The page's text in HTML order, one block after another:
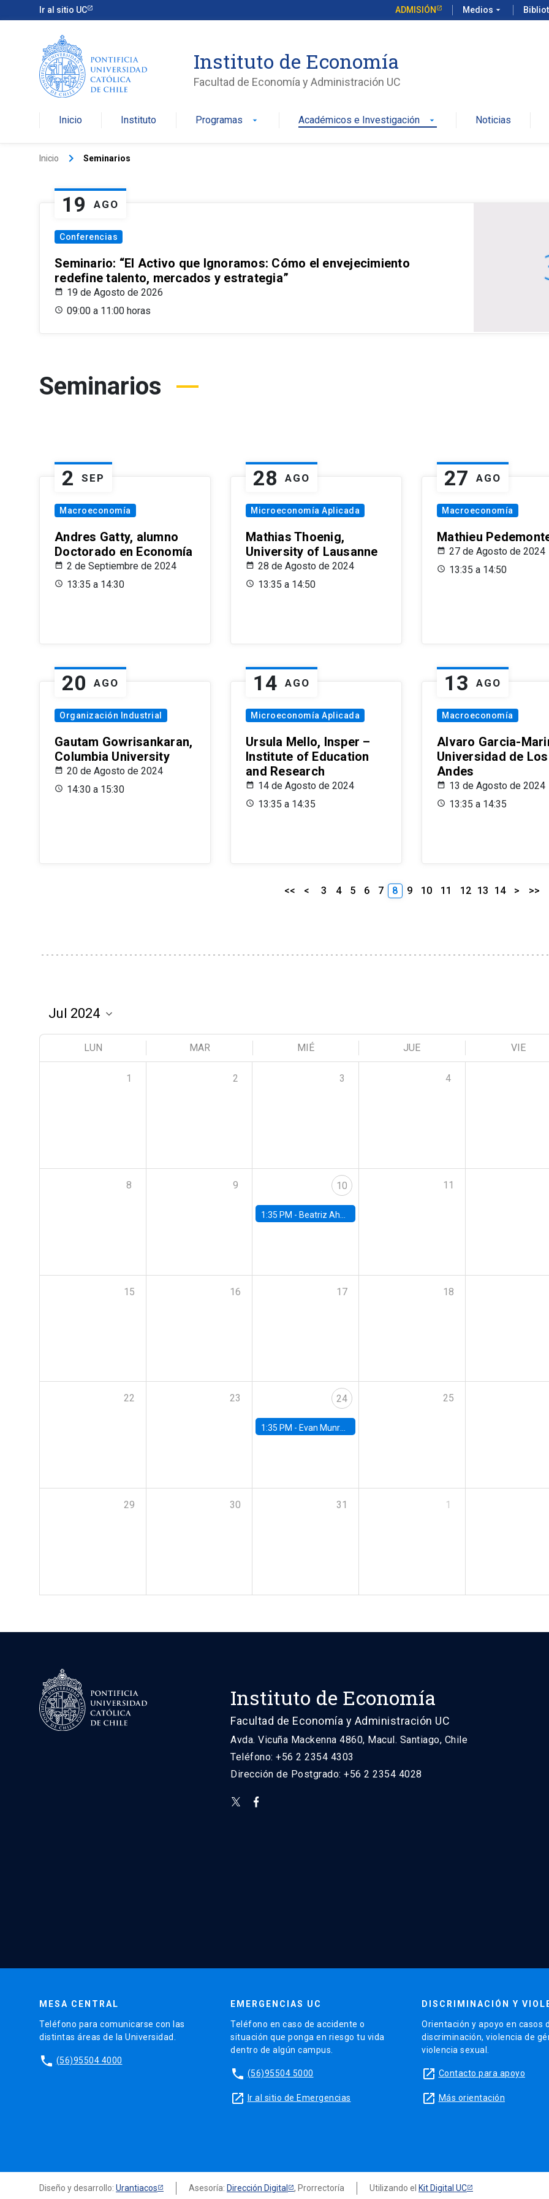
Ir al sitio UC ADMISIÓN Medios arrow_drop_down
Instituto de Economía
Facultad de Economía y Administración UC
Inicio Instituto Programas arrow_drop_down Académicos e Investigación arrow_drop_down Noticias
Inicio keyboard_arrow_right Seminarios
19 AGO
Conferencias
Seminario: “El Activo que Ignoramos: Cómo el envejecimiento
redefine talento, mercados y estrategia”
19 de Agosto de 2026
09:00 a 11:00 horas
Seminarios
2 SEP
Macroeconomía
Andres Gatty, alumno
Doctorado en Economía
2 de Septiembre de 2024
13:35 a 14:30
28 AGO
Microeconomía Aplicada
Mathias Thoenig,
University of Lausanne
28 de Agosto de 2024
13:35 a 14:50
27 AGO
Macroeconomía
Mathieu
27 de Agosto de 2024
13:35 a 14:50
20 AGO
Organización Industrial
Gautam Gowrisankaran,
Columbia University
20 de Agosto de 2024
14:30 a 15:30
14 AGO
Microeconomía Aplicada
Ursula Mello, Insper –
Institute of Education
and Research
14 de Agosto de 2024
13:35 a 14:35
13 AGO
Macroeconomía
Alvaro Garcia-
Universidad de Los
Andes
13 de Agosto de 2024
13:35 a 14:35
<< < 3 4 5 6 7 8 9 10 11 12 13 14 > >>
LUN MAR MIÉ JUE VIE
1 2 3 4
8 9 10
1:35 PM - Beatriz Ahumada, PhD candidate, Universidad de Pittsburgh
11
15 16 17 18
22 23 24
1:35 PM - Evan Munro, Neyman Visiting Assistant Professor in the Department of Statistics at UC Berkeley
25
29 30 31 1
Instituto de Economía
Facultad de Economía y Administración UC
Avda. Vicuña Mackenna 4860, Macul. Santiago, Chile
Teléfono: +56 2 2354 4303
Dirección de Postgrado: +56 2 2354 4028
MESA CENTRAL
Teléfono para comunicarse con las
distintas áreas de la Universidad.
phone (56)95504 4000
EMERGENCIAS UC
Teléfono en caso de accidente o
situación que ponga en riesgo tu vida
dentro de algún campus.
phone (56)95504 5000
launch Ir al sitio de Emergencias
DISCRIMINACIÓN Y
Orientación y apoyo en casos
discriminación, violencia de
violencia sexual.
launch Contacto para apoyo
launch Más orientación
Diseño y desarrollo: Urantiacos Asesoría: Dirección Digital , Prorrectoría Utilizando el Kit Digital UC